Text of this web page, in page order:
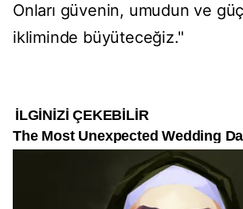
Onları güvenin, umudun ve
ikliminde büyüteceğiz."